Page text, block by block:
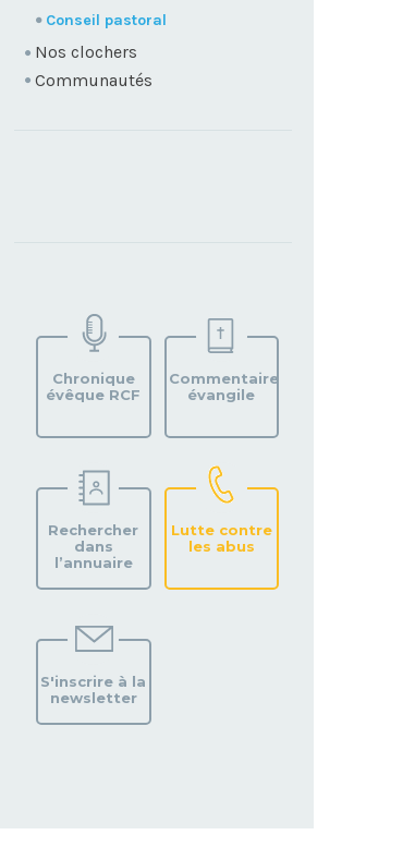
Conseil pastoral
Nos clochers
Communautés
PAROISSE
Chronique
évêque RCF
Commentaire
évangile
Rechercher
dans
l’annuaire
Lutte contre
les abus
S'inscrire à la
newsletter